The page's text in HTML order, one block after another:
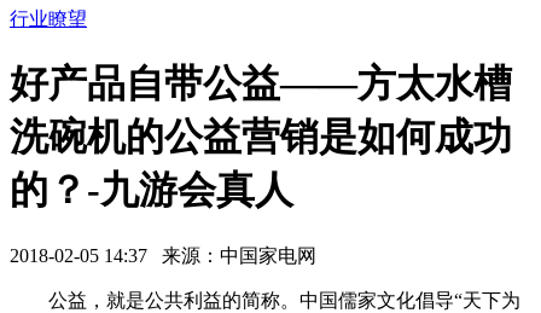
行业瞭望
好产品自带公益——方太水槽
洗碗机的公益营销是如何成功
的？-九游会真人
2018-02-05 14:37 来源：中国家电网
公益，就是公共利益的简称。中国儒家文化倡导“天下为